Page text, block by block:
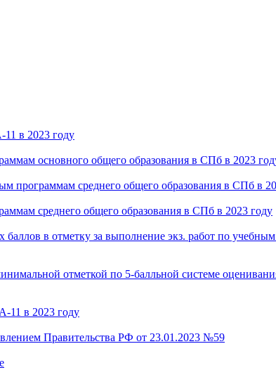
в 2023 году
основного общего образования в СПб в 2023
программам среднего общего образования в СПб в
среднего общего образования в СПб в 2023 году
в отметку за выполнение экз. работ по
отметкой по 5-балльной системе
11 в 2023 году
Правительства РФ от 23.01.2023 №59